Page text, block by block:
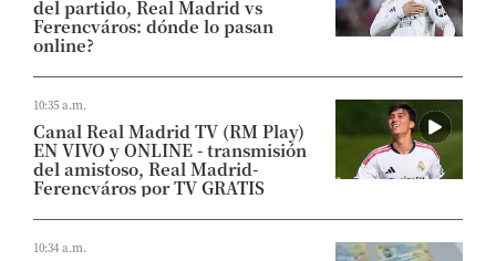
del partido, Real Madrid vs
Ferencváros: dónde lo pasan
online?
10:35 a.m.
Canal Real Madrid TV (RM Play)
EN VIVO y ONLINE - transmisión
del amistoso, Real Madrid-
Ferencváros por TV GRATIS
10:34 a.m.